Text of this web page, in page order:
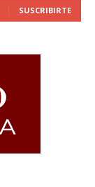
SUSCRIBIRTE